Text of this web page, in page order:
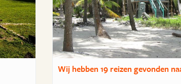
Wij hebben19 reizengevonden